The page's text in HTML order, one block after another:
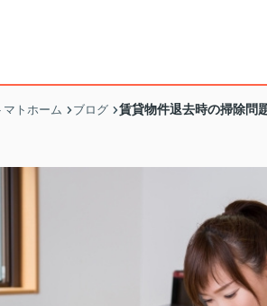
トホーム ブログ 賃貸物件退去時の掃除問